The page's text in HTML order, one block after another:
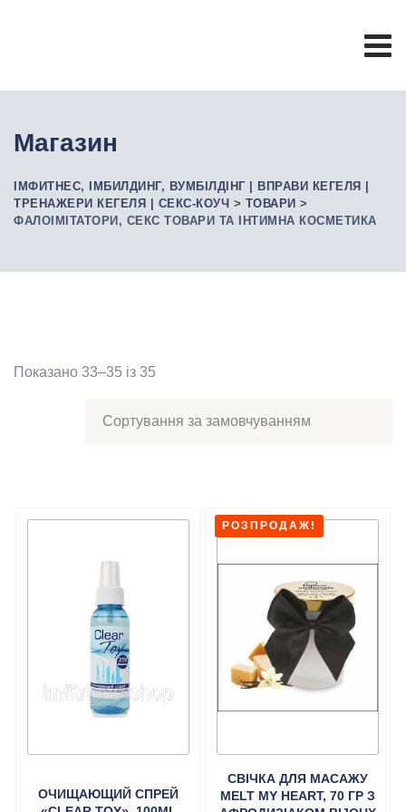
Магазин
ІМФИТНЕС, ІМБИЛДИНГ, ВУМБІЛДІНГ | ВПРАВИ КЕГЕЛЯ |
ТРЕНАЖЕРИ КЕГЕЛЯ | СЕКС-КОУЧ > ТОВАРИ >
ФАЛОІМІТАТОРИ, СЕКС ТОВАРИ ТА ІНТИМНА КОСМЕТИКА
Показано 33–35 із 35
ОЧИЩАЮЩИЙ СПРЕЙ
РОЗПРОДАЖ!
СВІЧКА ДЛЯ МАСАЖУ
MELT MY HEART, 70 ГР З